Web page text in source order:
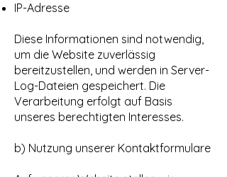
IP-Adresse
Diese Informationen sind notwendig,
um die Website zuverlässig
bereitzustellen, und werden in Server-
Log-Dateien gespeichert. Die
Verarbeitung erfolgt auf Basis
unseres berechtigten Interesses.
b) Nutzung unserer Kontaktformulare